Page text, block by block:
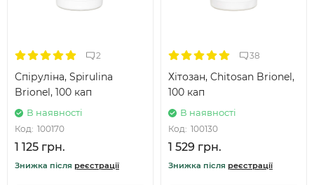
2
Спіруліна, Spirulina
Brionel, 100 кап
В наявності
Код: 100170
1 125 грн.
Знижка після реєстрації
38
Хітозан, Chitosan Brionel,
100 кап
В наявності
Код: 100130
1 529 грн.
Знижка після реєстрації